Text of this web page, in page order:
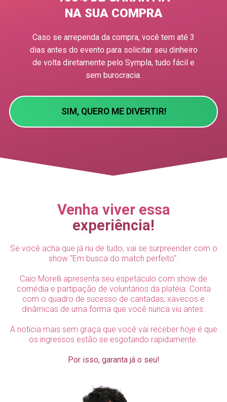
NA SUA COMPRA
Caso se arrependa da compra, você tem até 3
dias antes do evento para solicitar seu dinheiro
de volta diretamente pelo Sympla, tudo fácil e
sem burocracia.
SIM, QUERO ME DIVERTIR!
Venha viver essa
experiência!
Se você acha que já riu de tudo, vai se surpreender com o
show "Em busca do match perfeito".
Caio Morelli apresenta seu espetáculo com show de
comédia e partipação de voluntários da platéia. Conta
com o quadro de sucesso de cantadas, xavecos e
dinâmicas de uma forma que você nunca viu antes.
A notícia mais sem graça que você vai receber hoje é que
os ingressos estão se esgotando rapidamente.
Por isso, garanta já o seu!